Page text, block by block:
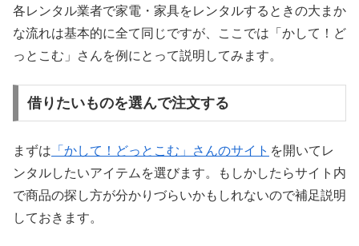
各レンタル業者で家電・家具をレンタルするときの大まか
な流れは基本的に全て同じですが、ここでは「かして！ど
っとこむ」さんを例にとって説明してみます。
借りたいものを選んで注文する
まずは 「かして！どっとこむ」さんのサイト を開いてレ
ンタルしたいアイテムを選びます。もしかしたらサイト内
で商品の探し方が分かりづらいかもしれないので補足説明
しておきます。